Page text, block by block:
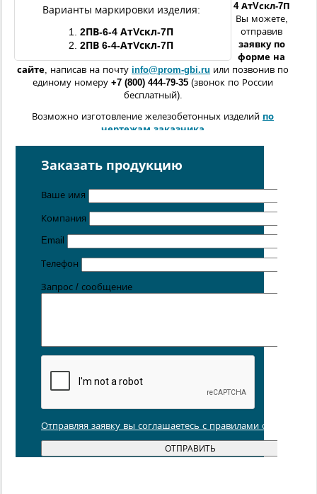
Варианты маркировки изделия:
1.
2ПВ-6-4 АтVскл-7П
2. 2ПВ 6-4-АтVскл-7П
4 АтVскл-7П
Вы можете,
отправив
заявку по
форме на
сайте, написав на почту info@prom-gbi.ru или позвонив по
единому номеру +7 (800) 444-79-35 (звонок по России
бесплатный).
Возможно изготовление железобетонных изделий по
чертежам заказчика
расположенных вСанкт-Петербурге
Ростове-на-Дону
Симферополе.
Заказать продукцию
Ваше имя
Компания
Email
Телефон
Запрос / сообщение
Отправляя заявку вы соглашаетесь с правилами обработки